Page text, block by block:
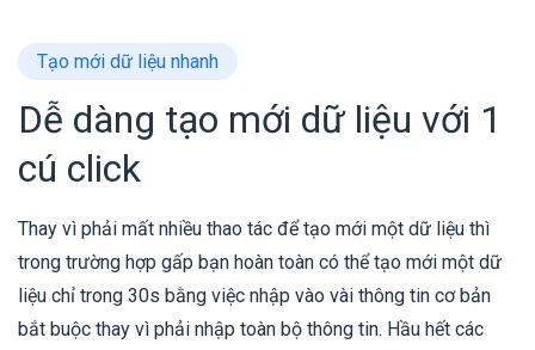
Tạo mới dữ liệu nhanh
Dễ dàng tạo mới dữ liệu với 1
cú click
Thay vì phải mất nhiều thao tác để tạo mới một dữ liệu thì
trong trường hợp gấp bạn hoàn toàn có thể tạo mới một dữ
liệu chỉ trong 30s bằng việc nhập vào vài thông tin cơ bản
bắt buộc thay vì phải nhập toàn bộ thông tin. Hầu hết các